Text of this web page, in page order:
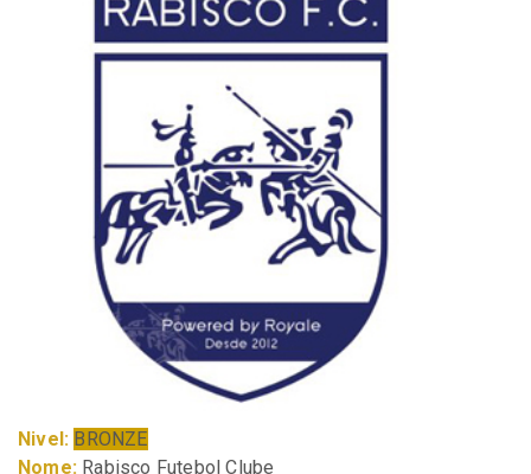
Nivel: BRONZE
Nome: Rabisco Futebol Clube